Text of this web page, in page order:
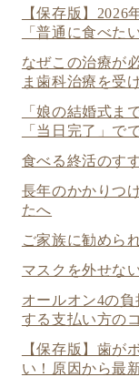
【保存版】
「普通に食べた
なぜこの治療が
ま歯科治療を受
「娘の結婚式ま
「当日完了」で
食べる終活のす
長年のかかりつ
たへ
ご家族に勧めら
マスクを外せな
オールオン4の負
する支払い方の
【保存版】歯が
い！原因から最